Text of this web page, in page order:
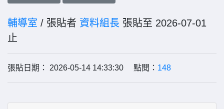
輔導室 / 張貼者 資料組長 張貼至 2026-07-01
止
張貼日期： 2026-05-14 14:33:30 點閱： 148